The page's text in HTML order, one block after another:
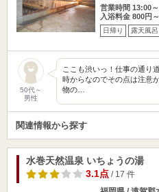
営業時間 13:00
入浴料金 800円～
日帰り 露天風呂
50代～
男性
ここも渋いっ！仕事の通り
時からなのでその点は注意
物の…
関連情報から探す
水巻天然温泉 いちょうの湯
3.1点/ 17 件